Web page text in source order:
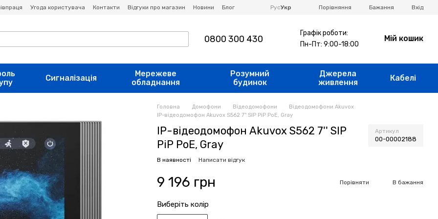
Угода користувача Контакти Відгуки про магазин Новини Блог РусУкр Порівняння Бажання Вхід
0800 300 430
Графік роботи:
Пн-Пт: 9:00-18:00
Мій кошик
Сигналізація
Мережеве
обладнання
Розумний
будинок
Джерела
живлення
Кабелі
Головна Домофони Відеодомофони
Відеодомофони Akuvox
IP-відеодомофон Akuvox S562 7'' SIP PiP PoE, Gray
IP-відеодомофон Akuvox S562 7'' SIP
PiP PoE, Gray
Артикул
00-00002188
В наявності Написати відгук
9 196 грн Порівняти В бажання
Виберіть колір